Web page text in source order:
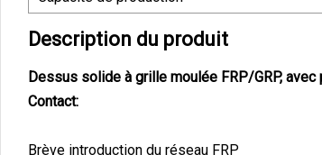
Description du produit
Dessus solide à grille moulée FRP/GRP,
Contact:
Brève introduction du réseau FRP